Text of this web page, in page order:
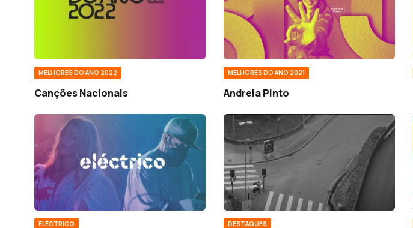
MELHORES DO ANO 2022
Canções Nacionais
MELHORES DO ANO 2021
Andreia Pinto
ELÉCTRICO DESTAQUES